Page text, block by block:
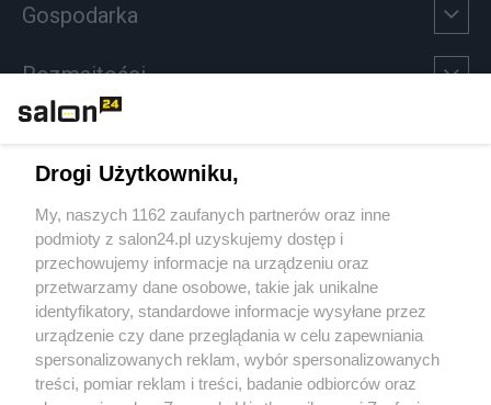
Gospodarka
Rozmaitości
Sport
Społeczeństwo
Kultura
Drogi Użytkowniku,
My, naszych 1162 zaufanych partnerów oraz inne
podmioty z salon24.pl uzyskujemy dostęp i
przechowujemy informacje na urządzeniu oraz
przetwarzamy dane osobowe, takie jak unikalne
identyfikatory, standardowe informacje wysyłane przez
urządzenie czy dane przeglądania w celu zapewniania
spersonalizowanych reklam, wybór spersonalizowanych
treści, pomiar reklam i treści, badanie odbiorców oraz